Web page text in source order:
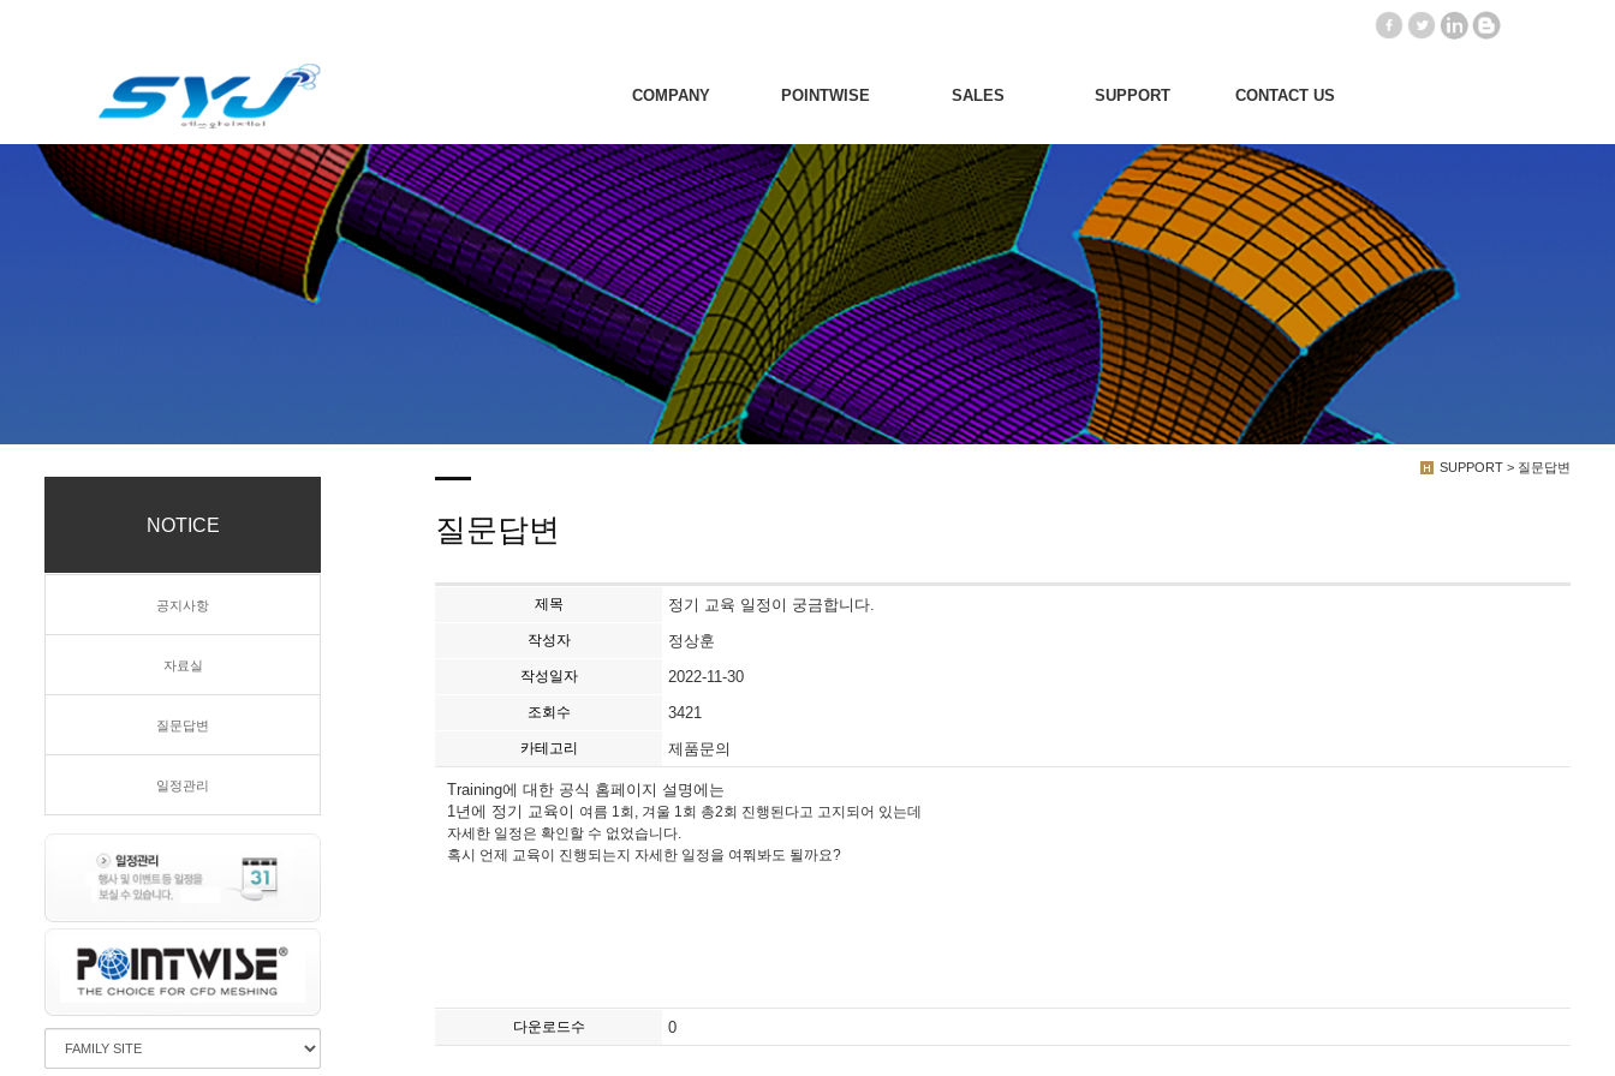
COMPANY POINTWISE SALES SUPPORT CONTACT US
SUPPORT > 질문답변
NOTICE
공지사항
자료실
질문답변
일정관리
질문답변
제목 정기 교육 일정이 궁금합니다.
작성자 정상훈
작성일자 2022-11-30
조회수 3421
카테고리 제품문의
Training에 대한 공식 홈페이지 설명에는
1년에 정기 교육이 여름 1회, 겨울 1회 총2회 진행된다고 고지되어 있는데
자세한 일정은 확인할 수 없었습니다.
혹시 언제 교육이 진행되는지 자세한 일정을 여쭤봐도 될까요?
다운로드수 0